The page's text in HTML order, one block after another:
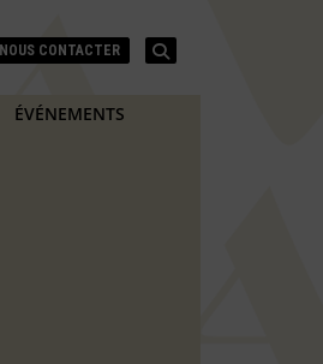
NOUS CONTACTER
ÉVÉNEMENTS